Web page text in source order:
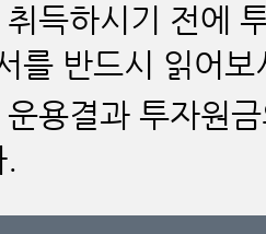
득하시기 전에
를 반드시 읽어
용결과 투자원
.